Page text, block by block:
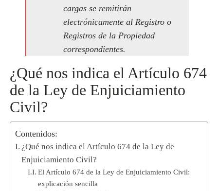
cargas se remitirán
electrónicamente al Registro o
Registros de la Propiedad
correspondientes.
¿Qué nos indica el Artículo 674
de la Ley de Enjuiciamiento
Civil?
Contenidos:
¿Qué nos indica el Artículo 674 de la Ley de
Enjuiciamiento Civil?
El Artículo 674 de la Ley de Enjuiciamiento Civil:
explicación sencilla